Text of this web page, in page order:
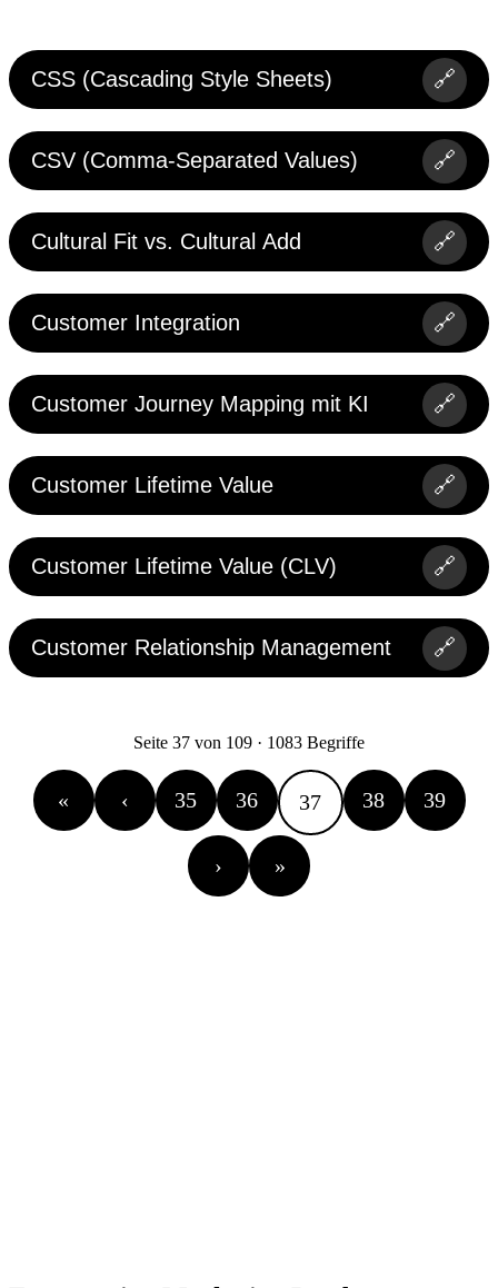
CSS (Cascading Style Sheets) 🔗
CSV (Comma-Separated Values) 🔗
Cultural Fit vs. Cultural Add 🔗
Customer Integration 🔗
Customer Journey Mapping mit KI 🔗
Customer Lifetime Value 🔗
Customer Lifetime Value (CLV) 🔗
Customer Relationship Management 🔗
Seite 37 von 109 · 1083 Begriffe
« ‹ 35 36 37 38 39
› »